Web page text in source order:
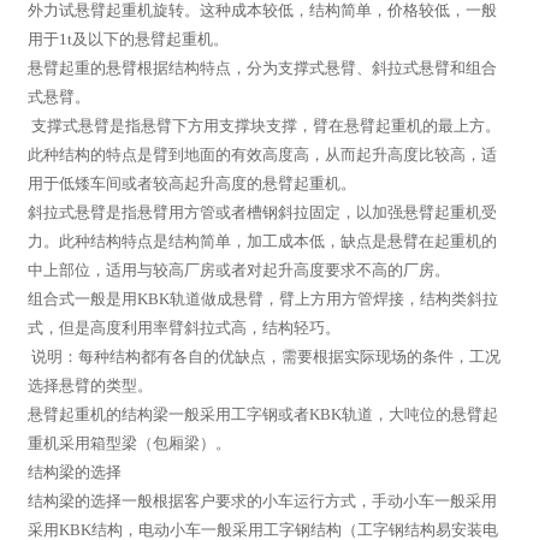
外力试悬臂起重机旋转。这种成本较低，结构简单，价格较低，一般
用于1t及以下的悬臂起重机。
悬臂起重的悬臂根据结构特点，分为支撑式悬臂、斜拉式悬臂和组合
式悬臂。
支撑式悬臂是指悬臂下方用支撑块支撑，臂在悬臂起重机的最上方。
此种结构的特点是臂到地面的有效高度高，从而起升高度比较高，适
用于低矮车间或者较高起升高度的悬臂起重机。
斜拉式悬臂是指悬臂用方管或者槽钢斜拉固定，以加强悬臂起重机受
力。此种结构特点是结构简单，加工成本低，缺点是悬臂在起重机的
中上部位，适用与较高厂房或者对起升高度要求不高的厂房。
组合式一般是用KBK轨道做成悬臂，臂上方用方管焊接，结构类斜拉
式，但是高度利用率臂斜拉式高，结构轻巧。
说明：每种结构都有各自的优缺点，需要根据实际现场的条件，工况
选择悬臂的类型。
悬臂起重机的结构梁一般采用工字钢或者KBK轨道，大吨位的悬臂起
重机采用箱型梁（包厢梁）。
结构梁的选择
结构梁的选择一般根据客户要求的小车运行方式，手动小车一般采用
采用KBK结构，电动小车一般采用工字钢结构（工字钢结构易安装电